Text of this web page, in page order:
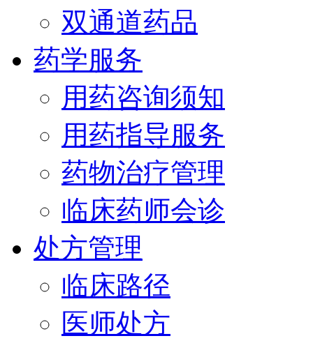
双通道药品
药学服务
用药咨询须知
用药指导服务
药物治疗管理
临床药师会诊
处方管理
临床路径
医师处方